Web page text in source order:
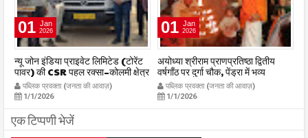
01 Jan
2026
न्यू जोन इंडिया प्राइवेट लिमिटेड (टोरेंट
पावर) की CSR पहल रक्सा–कोलमी क्षेत्र
में चलित अस्पताल एम्बुलेंस सेवा का
शुभारंभ publicpravakta.com
पब्लिक प्रवक्ता (जनता की आवाज़)
1/1/2026
01 Jan
2026
अयोध्या श्रीराम प्राणप्रतिष्ठा द्वितीय
वर्षगाँठ पर दुर्गा चौक, पेंड्रा में भव्य
महाआरती सम्पन्न
publicpravakta.com
पब्लिक प्रवक्ता (जनता की आवाज़)
1/1/2026
एक टिप्पणी भेजें